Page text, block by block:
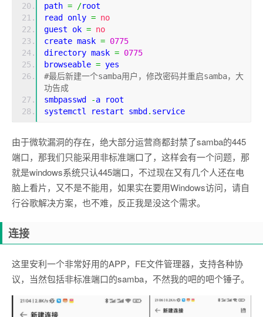
path = /root
read only = no
guest ok = no
create mask = 0775
directory mask = 0775
browseable = yes
#最后新建一个samba用户，修改密码并重启samba，大
功告成
smbpasswd
-a root
systemctl restart smbd . service
由于微软漏洞的存在，绝大部分运营商都封禁了samba的445
端口，那我们只能采用非标准端口了，这样会有一个问题，那
就是windows系统只认445端口，不过现在又有几个人还在电
脑上看片，又不是不能用，如果实在要用Windows访问，请自
行谷歌解决方案，也不难，反正我是没这个需求。
连接
这里安利一个非常好用的APP，FE文件管理器，支持各种协
议，当然包括非标准端口的samba，不然我的吧的吧个锤子。